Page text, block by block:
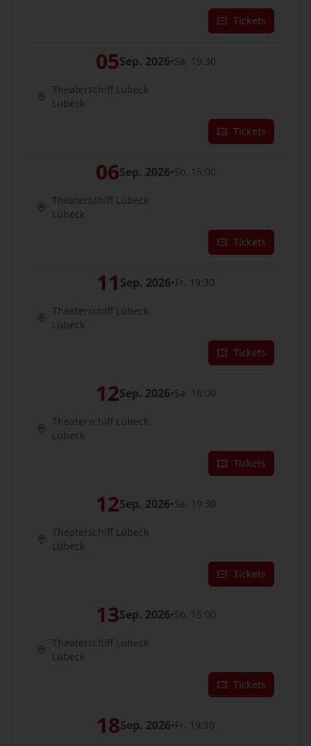
Tickets
05Sep. 2026•Sa. 19:30
Theaterschiff Lübeck
Lübeck
Tickets
06Sep. 2026•So. 15:00
Theaterschiff Lübeck
Lübeck
Tickets
11 Sep. 2026• Fr. 19:30
Theaterschiff Lübeck
Lübeck
Tickets
12Sep. 2026•Sa. 16:00
Theaterschiff Lübeck
Lübeck
Tickets
12Sep. 2026•Sa. 19:30
Theaterschiff Lübeck
Lübeck
Tickets
13Sep. 2026•So. 15:00
Theaterschiff Lübeck
Lübeck
Tickets
18Sep. 2026• Fr. 19:30